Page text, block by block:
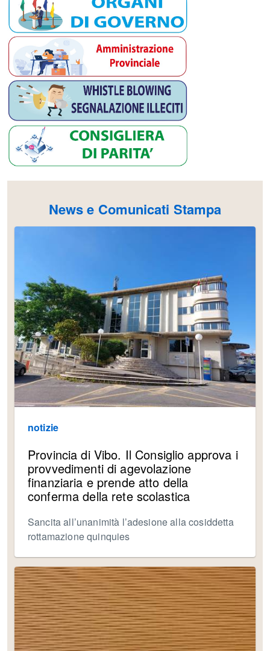
News e Comunicati Stampa
notizie
Provincia di Vibo. Il Consiglio approva i
provvedimenti di agevolazione
finanziaria e prende atto della
conferma della rete scolastica
Sancita all’unanimità l’adesione alla cosiddetta
rottamazione quinquies